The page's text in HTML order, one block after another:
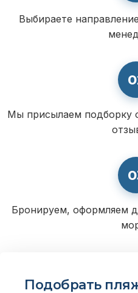
Выбираете
Мы присылаем подборку
Бронируем, оформляем
Подобрать